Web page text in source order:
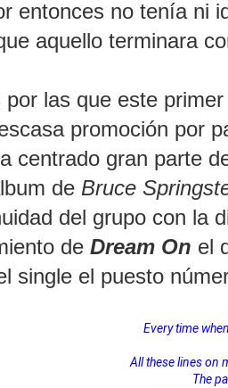
entonces no tenía ni
aquello terminara
las que este
promoción por
centrado gran parte
de Bruce
del grupo con la
de Dream On el
single el puesto
Every time
All these lines on
The